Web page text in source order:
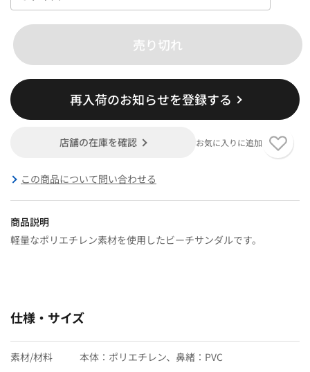
売り切れ
再入荷のお知らせを登録する
店舗の在庫を確認 お気に入りに追加
この商品について問い合わせる
商品説明
軽量なポリエチレン素材を使用したビーチサンダルです。
仕様・サイズ
素材/材料 本体：ポリエチレン、鼻緒：PVC